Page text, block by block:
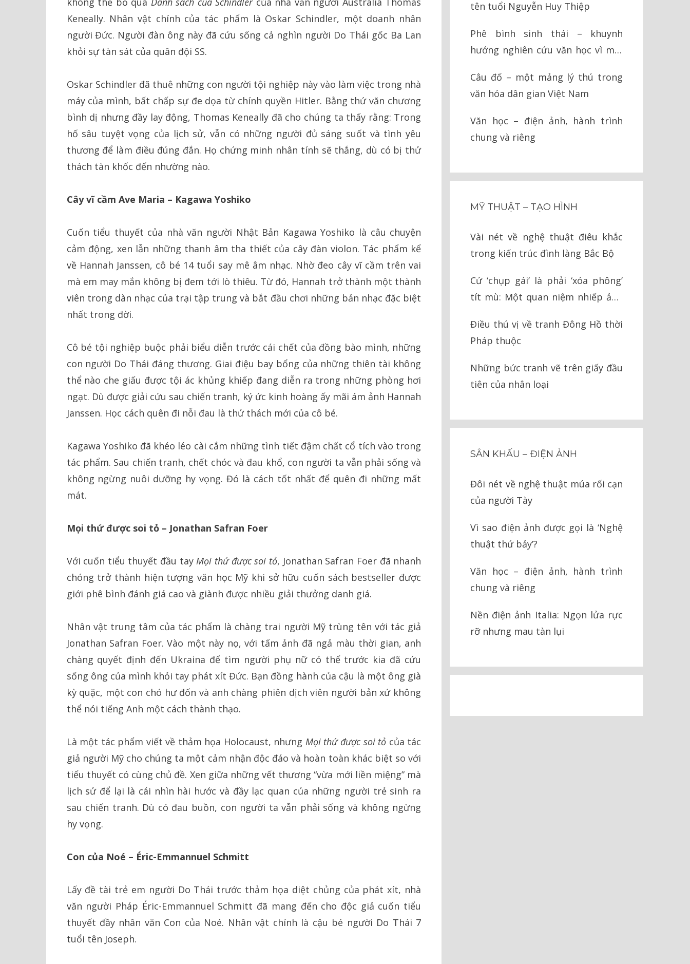
Keneally. Nhân vật chính của tác phẩm là Oskar Schindler, một doanh nhân
người Đức. Người đàn ông này đã cứu sống cả nghìn người Do Thái gốc Ba Lan
khỏi sự tàn sát của quân đội SS.
Oskar Schindler đã thuê những con người tội nghiệp này vào làm việc trong nhà
máy của mình, bất chấp sự đe dọa từ chính quyền Hitler. Bằng thứ văn chương
bình dị nhưng đầy lay động, Thomas Keneally đã cho chúng ta thấy rằng: Trong
hố sâu tuyệt vọng của lịch sử, vẫn có những người đủ sáng suốt và tình yêu
thương để làm điều đúng đắn. Họ chứng minh nhân tính sẽ thắng, dù có bị thử
thách tàn khốc đến nhường nào.
Cây vĩ cầm Ave Maria – Kagawa Yoshiko
Cuốn tiểu thuyết của nhà văn người Nhật Bản Kagawa Yoshiko là câu chuyện
cảm động, xen lẫn những thanh âm tha thiết của cây đàn violon. Tác phẩm kể
về Hannah Janssen, cô bé 14 tuổi say mê âm nhạc. Nhờ đeo cây vĩ cầm trên vai
mà em may mắn không bị đem tới lò thiêu. Từ đó, Hannah trở thành một thành
viên trong dàn nhạc của trại tập trung và bắt đầu chơi những bản nhạc đặc biệt
nhất trong đời.
Cô bé tội nghiệp buộc phải biểu diễn trước cái chết của đồng bào mình, những
con người Do Thái đáng thương. Giai điệu bay bổng của những thiên tài không
thể nào che giấu được tội ác khủng khiếp đang diễn ra trong những phòng hơi
ngạt. Dù được giải cứu sau chiến tranh, ký ức kinh hoàng ấy mãi ám ảnh Hannah
Janssen. Học cách quên đi nỗi đau là thử thách mới của cô bé.
Kagawa Yoshiko đã khéo léo cài cắm những tình tiết đậm chất cổ tích vào trong
tác phẩm. Sau chiến tranh, chết chóc và đau khổ, con người ta vẫn phải sống và
không ngừng nuôi dưỡng hy vọng. Đó là cách tốt nhất để quên đi những mất
mát.
Mọi thứ được soi tỏ – Jonathan Safran Foer
Với cuốn tiểu thuyết đầu tayMọi thứ được soi tỏ, Jonathan Safran Foer đã nhanh
chóng trở thành hiện tượng văn học Mỹ khi sở hữu cuốn sách bestseller được
giới phê bình đánh giá cao và giành được nhiều giải thưởng danh giá.
Nhân vật trung tâm của tác phẩm là chàng trai người Mỹ trùng tên với tác giả
Jonathan Safran Foer. Vào một này nọ, với tấm ảnh đã ngả màu thời gian, anh
chàng quyết định đến Ukraina để tìm người phụ nữ có thể trước kia đã cứu
sống ông của mình khỏi tay phát xít Đức. Bạn đồng hành của cậu là một ông già
kỳ quặc, một con chó hư đốn và anh chàng phiên dịch viên người bản xứ không
thể nói tiếng Anh một cách thành thạo.
Là một tác phẩm viết về thảm họa Holocaust, nhưng Mọi thứ được soi tỏ của tác
giả người Mỹ cho chúng ta một cảm nhận độc đáo và hoàn toàn khác biệt so với
tiểu thuyết có cùng chủ đề. Xen giữa những vết thương “vừa mới liền miệng” mà
lịch sử để lại là cái nhìn hài hước và đầy lạc quan của những người trẻ sinh ra
sau chiến tranh. Dù có đau buồn, con người ta vẫn phải sống và không ngừng
hy vọng.
Con của Noé – Éric-Emmannuel Schmitt
Lấy đề tài trẻ em người Do Thái trước thảm họa diệt chủng của phát xít, nhà
văn người Pháp Éric-Emmannuel Schmitt đã mang đến cho độc giả cuốn tiểu
thuyết đầy nhân văn Con của Noé. Nhân vật chính là cậu bé người Do Thái 7
tuổi tên Joseph.
tên tuổi Nguyễn Huy Thiệp
Phê bình sinh thái – khuynh
hướng nghiên cứu văn học vì môi
Câu đố – một mảng lý thú trong
văn hóa dân gian Việt Nam
Văn học – điện ảnh, hành trình
chung và riêng
MỸ THUẬT – TẠO HÌNH
Vài nét về nghệ thuật điêu khắc
trong kiến trúc đình làng Bắc Bộ
Cứ ‘chụp gái’ là phải ‘xóa phông’
tít mù: Một quan niệm nhiếp ảnh
Điều thú vị về tranh Đông Hồ thời
Pháp thuộc
Những bức tranh vẽ trên giấy đầu
tiên của nhân loại
SÂN KHẤU – ĐIỆN ẢNH
Đôi nét về nghệ thuật múa rối cạn
của người Tày
Vì sao điện ảnh được gọi là ‘Nghệ
thuật thứ bảy’?
Văn học – điện ảnh, hành trình
chung và riêng
Nền điện ảnh Italia: Ngọn lửa rực
rỡ nhưng mau tàn lụi